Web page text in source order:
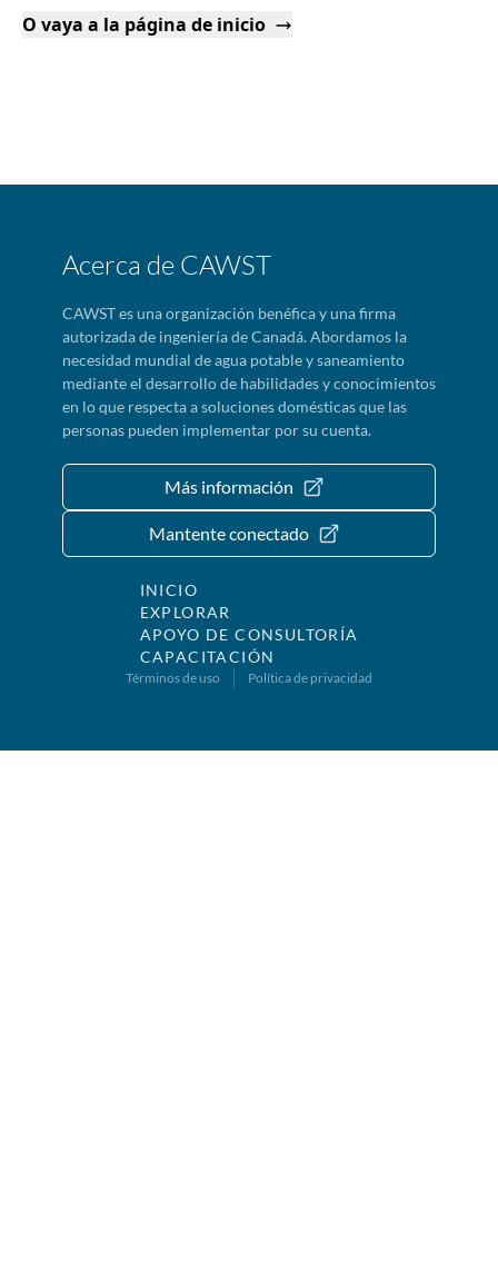
O vaya a la página de inicio
Acerca de CAWST
CAWST es una organización benéfica y una firma
autorizada de ingeniería de Canadá. Abordamos la
necesidad mundial de agua potable y saneamiento
mediante el desarrollo de habilidades y conocimientos
en lo que respecta a soluciones domésticas que las
personas pueden implementar por su cuenta.
Más información
Mantente conectado
INICIO
EXPLORAR
APOYO DE CONSULTORÍA
CAPACITACIÓN
Términos de uso Política de privacidad